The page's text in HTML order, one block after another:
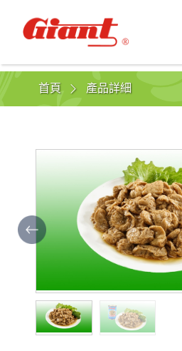
首頁 產品詳細